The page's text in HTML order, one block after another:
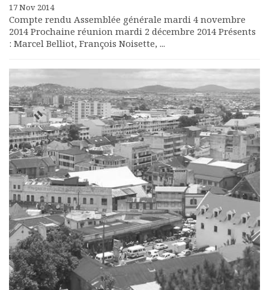
Ressources
Nos actions
Podcast-AdP
Dîners débats
Concours vidéo
Matinales
Nos partenaires
Evénements
Publications et rapports
Documents
Les adhérents
Annuaire
Offres d’emploi
Forum
Actualités
Nous contacter
17 Nov 2014
Compte rendu Assemblée générale mardi 4 novembre
2014 Prochaine réunion mardi 2 décembre 2014 Présents
: Marcel Belliot, François Noisette, ...